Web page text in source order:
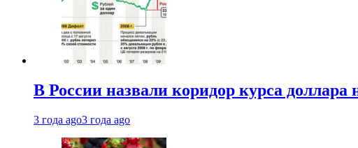
В России назвали коридор курса
3 года ago3 года ago